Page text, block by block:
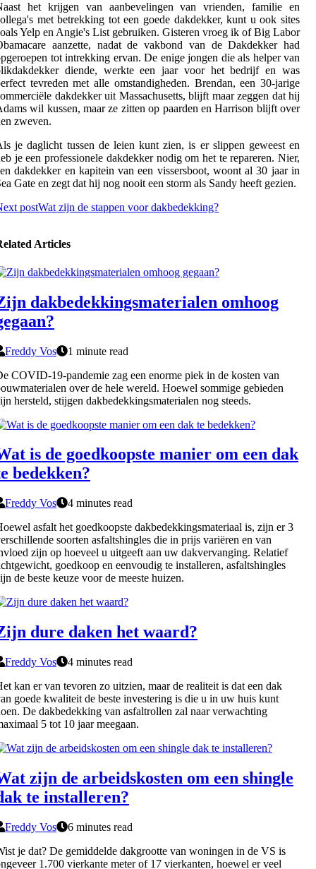
het krijgen van aanbevelingen van vrienden, familie en
met betrekking tot een goede dakdekker, kunt u ook sites
Yelp en Angie's List gebruiken. Gisteren vroeg ik of Big Labor
aanzette, nadat de vakbond van de Dakdekker had
tot intrekking ervan. De enige jongen die als helper van
diende, werkte een jaar voor het bedrijf en was
tevreden met alle omstandigheden. Brendan, een 30-jarige
dakdekker uit Massachusetts, blijft maar zeggen dat hij
wil kussen, maar ze zitten op paarden en Harrison blijft over
zweven.
je daglicht tussen de leien kunt zien, is er slippen geweest en
je een professionele dakdekker nodig om het te repareren. Nier,
dakdekker en kapitein van een vissersboot, woont al 30 jaar in
Gate en zegt dat hij nog nooit een storm als Sandy heeft gezien.
postWat zijn de stappen voor dakbedekking?
Articles
dakbedekkingsmaterialen omhoog
Freddy Vos
1 minute read
COVID-19-pandemie zag een enorme piek in de kosten van
over de hele wereld. Hoewel sommige gebieden
hersteld, stijgen dakbedekkingsmaterialen nog steeds.
is de goedkoopste manier om een dak
bedekken?
Freddy Vos
4 minutes read
asfalt het goedkoopste dakbedekkingsmateriaal is, zijn er 3
soorten asfaltshingles die in prijs variëren en van
zijn op hoeveel u uitgeeft aan uw dakvervanging. Relatief
goedkoop en eenvoudig te installeren, asfaltshingles
de beste keuze voor de meeste huizen.
dure daken het waard?
Freddy Vos
4 minutes read
kan er van tevoren zo uitzien, maar de realiteit is dat een dak
goede kwaliteit de beste investering is die u in uw huis kunt
De dakbedekking van asfaltrollen zal naar verwachting
5 tot 10 jaar meegaan.
zijn de arbeidskosten om een shingle
te installeren?
Freddy Vos
6 minutes read
je dat? De gemiddelde dakgrootte van woningen in de VS is
1.700 vierkante meter of 17 vierkanten, hoewel er veel